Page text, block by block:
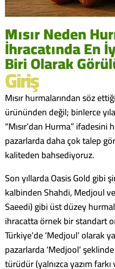
Mısır Neden
İhracatında En
Biri Olarak
Giriş
Mısır hurmalarından söz
ürününden değil; binlerce
“Mısır’dan Hurma” ifadesini
pazarlarda daha çok talep
kaliteden bahsediyoruz.
Son yıllarda Oasis Gold gibi
kalbinden Shahdi, Medjoul
Saeedi) gibi üst düzey
ihracatta örnek bir standart
Türkiye’de ‘Medjoul’ olarak
pazarlarda ‘Medjool’
türüdür (yalnızca yazım farkı